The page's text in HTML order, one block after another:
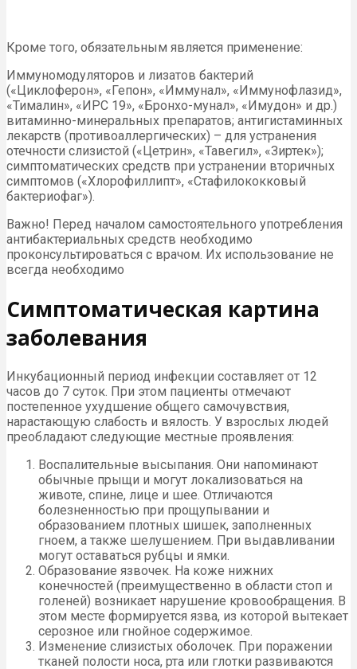
Кроме того, обязательным является применение:
Иммуномодуляторов и лизатов бактерий
(«Циклоферон», «Гепон», «Иммунал», «Иммунофлазид»,
«Тималин», «ИРС 19», «Бронхо-мунал», «Имудон» и др.)
витаминно-минеральных препаратов; антигистаминных
лекарств (противоаллергических) – для устранения
отечности слизистой («Цетрин», «Тавегил», «Зиртек»);
симптоматических средств при устранении вторичных
симптомов («Хлорофиллипт», «Стафилококковый
бактериофаг»).
Важно! Перед началом самостоятельного употребления
антибактериальных средств необходимо
проконсультироваться с врачом. Их использование не
всегда необходимо
Симптоматическая картина
заболевания
Инкубационный период инфекции составляет от 12
часов до 7 суток. При этом пациенты отмечают
постепенное ухудшение общего самочувствия,
нарастающую слабость и вялость. У взрослых людей
преобладают следующие местные проявления:
Воспалительные высыпания. Они напоминают
обычные прыщи и могут локализоваться на
животе, спине, лице и шее. Отличаются
болезненностью при прощупывании и
образованием плотных шишек, заполненных
гноем, а также шелушением. При выдавливании
могут оставаться рубцы и ямки.
Образование язвочек. На коже нижних
конечностей (преимущественно в области стоп и
голеней) возникает нарушение кровообращения. В
этом месте формируется язва, из которой вытекает
серозное или гнойное содержимое.
Изменение слизистых оболочек. При поражении
тканей полости носа, рта или глотки развиваются